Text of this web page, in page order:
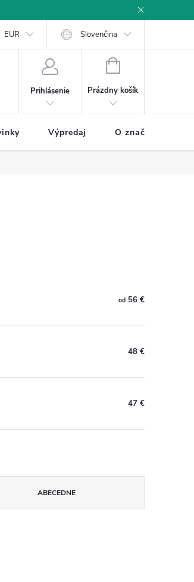
údajov Ako nakupovať
EUR Slovenčina
Prihlásenie
NÁKUPNÝ
Prázdny košík
Výpredaj O značke BUXA
od 56 €
48 €
47 €
ABECEDNE